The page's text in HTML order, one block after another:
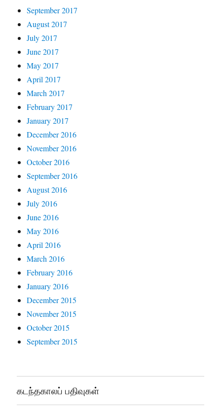
September 2017
August 2017
July 2017
June 2017
May 2017
April 2017
March 2017
February 2017
January 2017
December 2016
November 2016
October 2016
September 2016
August 2016
July 2016
June 2016
May 2016
April 2016
March 2016
February 2016
January 2016
December 2015
November 2015
October 2015
September 2015
கடந்தகாலப் பதிவுகள்